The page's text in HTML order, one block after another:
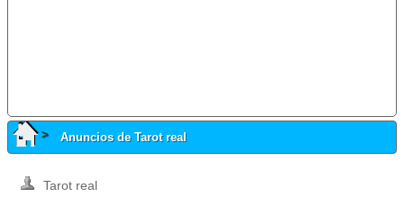
Anuncios de Tarot real
Tarot real